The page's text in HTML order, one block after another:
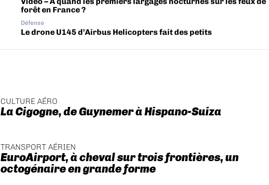
forêt en France ?
Défense
Le drone U145 d’Airbus Helicopters fait des petits
CULTURE AÉRO
La Cigogne, de Guynemer à Hispano-Suiza
TRANSPORT AÉRIEN
EuroAirport, à cheval sur trois frontières, un
octogénaire en grande forme